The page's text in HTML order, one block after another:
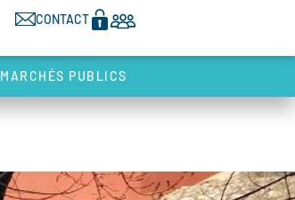
CONTACT
MARCHÉS PUBLICS